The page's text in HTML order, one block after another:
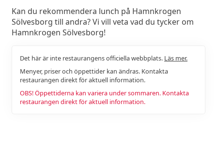
Kan du rekommendera lunch på Hamnkrogen
Sölvesborg till andra? Vi vill veta vad du tycker om
Hamnkrogen Sölvesborg!
Det här är inte restaurangens officiella webbplats. Läs mer.
Menyer, priser och öppettider kan ändras. Kontakta
restaurangen direkt för aktuell information.
OBS! Öppettiderna kan variera under sommaren. Kontakta
restaurangen direkt för aktuell information.